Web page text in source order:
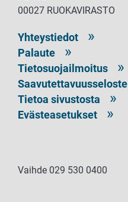
00027 RUOKAVIRASTO
Yhteystiedot
Palaute
Tietosuojailmoitus
Saavutettavuusseloste
Tietoa sivustosta
Evästeasetukset
Vaihde 029 530 0400